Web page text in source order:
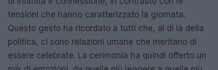
tensioni che hanno caratterizzato la giornata.
Questo gesto ha ricordato a tutti che, al di là della
politica, ci sono relazioni umane che meritano di
essere celebrate. La cerimonia ha quindi offerto un